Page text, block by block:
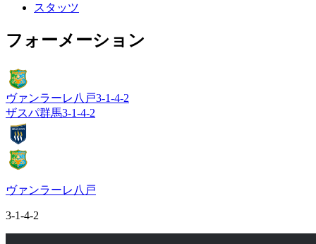
スタッツ
フォーメーション
ヴァンラーレ八戸3-1-4-2
ザスパ群馬3-1-4-2
ヴァンラーレ八戸
3-1-4-2